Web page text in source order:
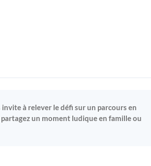
à relever le défi sur un parcours en
un moment ludique en famille ou